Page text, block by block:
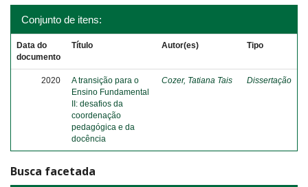
Conjunto de itens:
Data do
documento
Título Autor(es) Tipo
2020
A transição para o
Ensino Fundamental
II: desafios da
coordenação
pedagógica e da
docência
Cozer, Tatiana Tais Dissertação
Busca facetada